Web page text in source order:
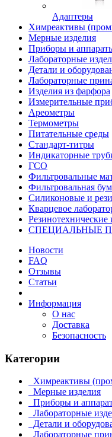
Адаптеры
Химреактивы
Мерные изделия
Приборы и
Лабораторные
Детали и
Лабораторные
Изделия из фарфора
Измерительные
Ареометры
Термометры
Питательные среды
Стандарт-титры
Индикаторные
ГСО
Фильтровальные
Фильтровальная
Силиконовые и
Кварцевое
Резинотехнические
СПЕЦИАЛЬНЫЕ
Новости
FAQ
Отзывы
Статьи
Информация
О нас
Доставка
Безопасность
Категории
Химреактивы
Мерные изделия
Приборы и
Лабораторные
Детали и
Лабораторные